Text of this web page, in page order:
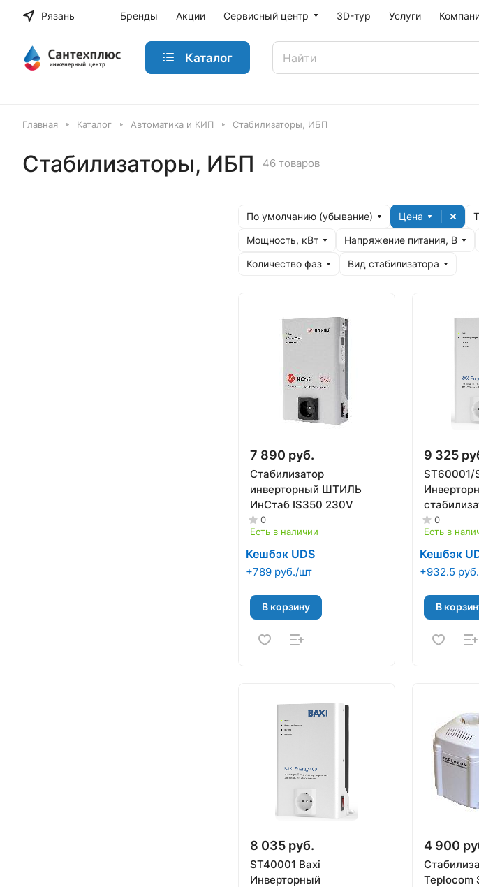
Рязань Бренды Акции Сервисный центр 3D-тур Услуги
Каталог
Главная Каталог Автоматика и КИП Стабилизаторы, ИБП
Стабилизаторы, ИБП 46 товаров
По умолчанию (убывание) Цена
Мощность, кВт
Напряжение питания, В
Количество фаз
Вид стабилизатора
7 890 руб.
Стабилизатор
инверторный ШТИЛЬ
ИнСтаб IS350 230V
0
Есть в наличии
Кешбэк UDS
+789 руб./шт
В корзину
9 325
ST60001/
котельного
Energy
0
Есть в
Кешбэк
+932.5
В
8 035 руб.
ST40001 Baxi
Инверторный
4 900
Teplocom